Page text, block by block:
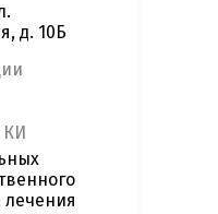
д. 10Б
лечения